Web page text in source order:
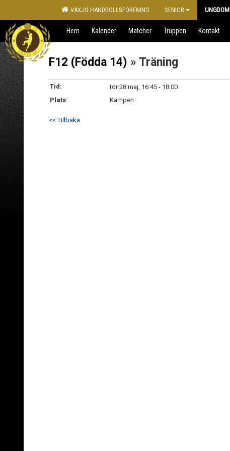
VÄXJÖ HANDBOLLSFÖRENING SENIOR UNGDOM
Hem Kalender Matcher Truppen Kontakt
F12 (Födda 14) » Träning
Tid:
tor 28 maj, 16:45 - 18:00
Plats:
Kampen
<< Tillbaka